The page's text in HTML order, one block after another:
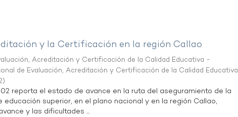
y la Certificación en la región Callao
Acreditación y Certificación de la Calidad Educativa -
de Evaluación, Acreditación y Certificación de la Calidad Educativa
)
reporta el estado de avance en la ruta del aseguramiento de la
superior, en el plano nacional y en la región Callao,
y las dificultades ...